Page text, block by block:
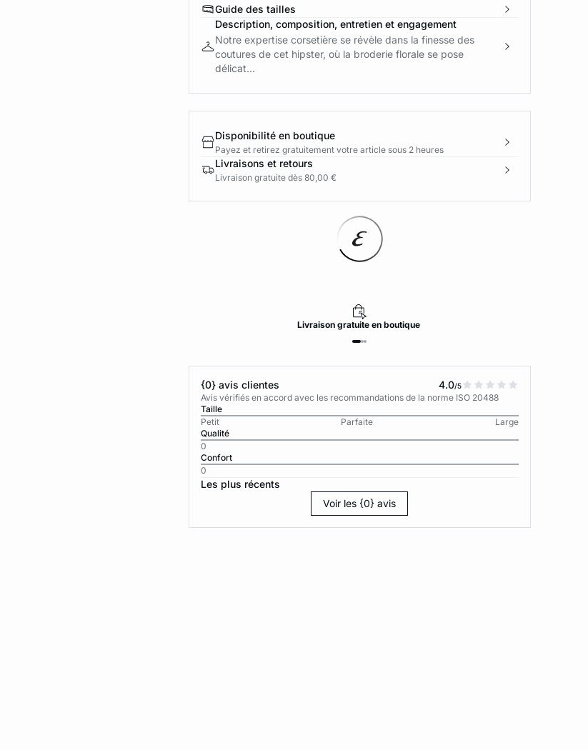
Guide des tailles
Description, composition, entretien et engagement
Notre expertise corsetière se révèle dans la finesse des
coutures de cet hipster, où la broderie florale se pose
délicat...
Disponibilité en boutique
Payez et retirez gratuitement votre article sous 2 heures
Livraisons et retours
Livraison gratuite dès 80,00 €
Livraison gratuite en boutique
{0} avis clientes 4.0/5
Avis vérifiés en accord avec les recommandations de la norme ISO 20488
Taille
Petit
Parfaite
Large
Qualité
0
Confort
0
Les plus récents
Voir les {0} avis